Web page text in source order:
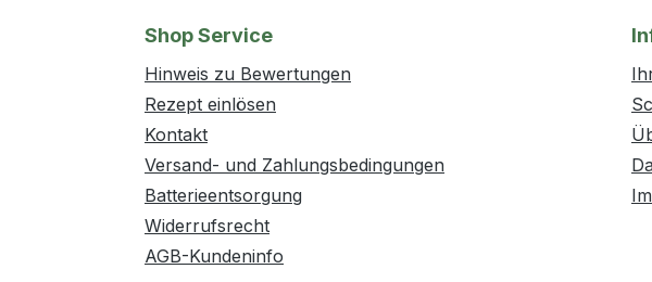
Shop Service
Hinweis zu Bewertungen
Rezept einlösen
Kontakt
Versand- und Zahlungsbedingungen
Batterieentsorgung
Widerrufsrecht
AGB-Kundeninfo